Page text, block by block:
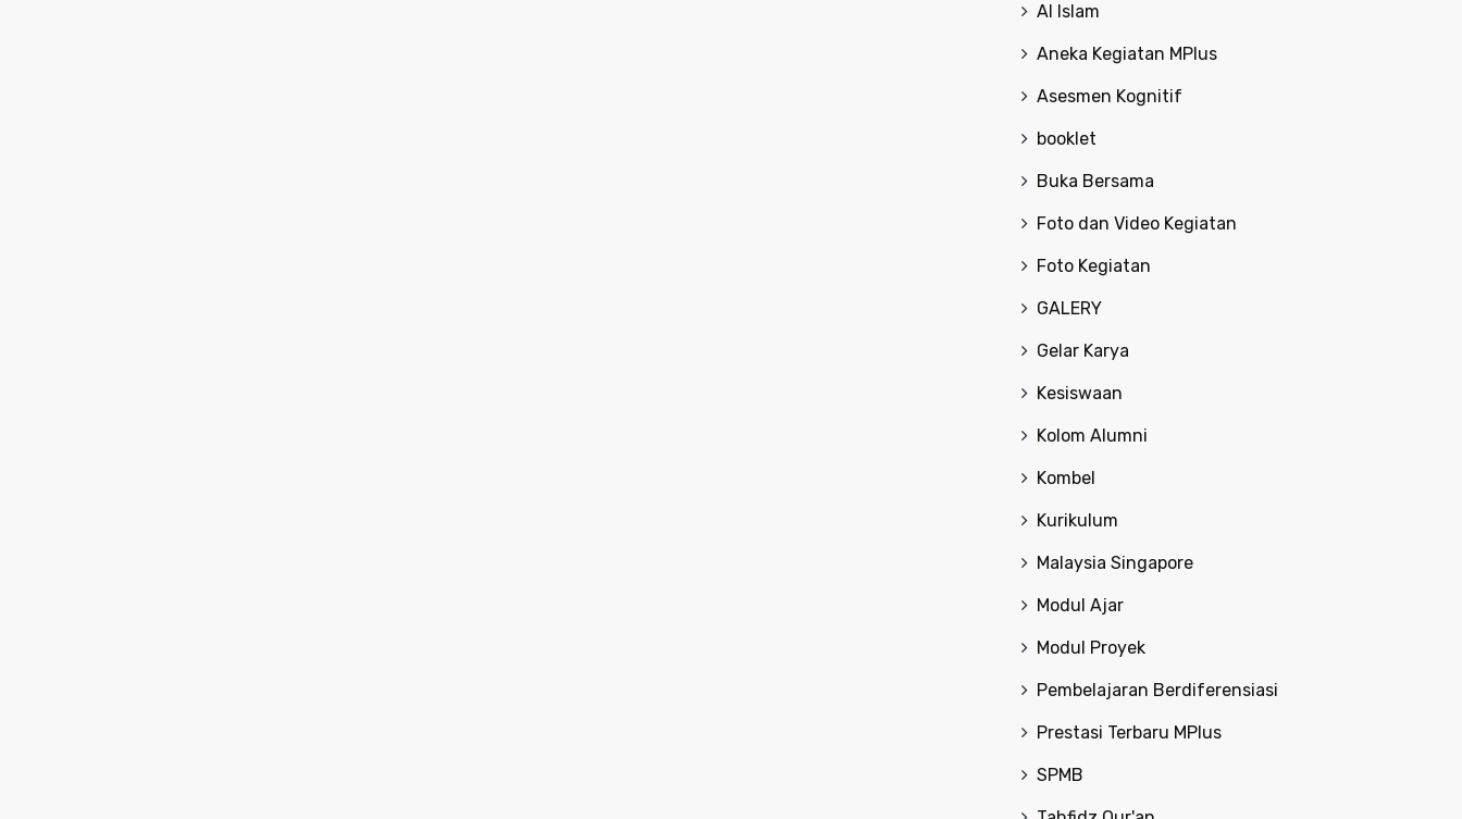
Al Islam
Aneka Kegiatan MPlus
Asesmen Kognitif
booklet
Buka Bersama
Foto dan Video Kegiatan
Foto Kegiatan
GALERY
Gelar Karya
Kesiswaan
Kolom Alumni
Kombel
Kurikulum
Malaysia Singapore
Modul Ajar
Modul Proyek
Pembelajaran Berdiferensiasi
Prestasi Terbaru MPlus
SPMB